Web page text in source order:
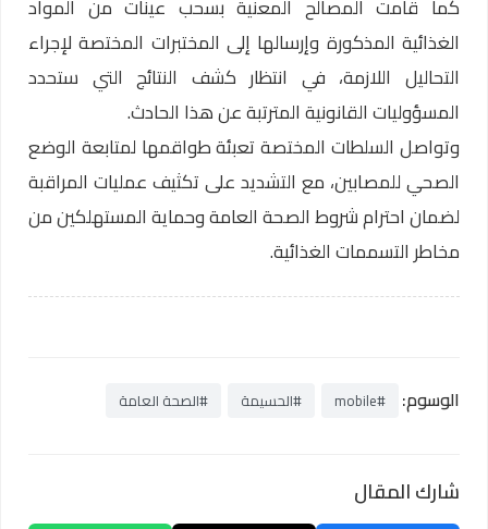
كما قامت المصالح المعنية بسحب عينات من المواد
الغذائية المذكورة وإرسالها إلى المختبرات المختصة لإجراء
التحاليل اللازمة، في انتظار كشف النتائج التي ستحدد
المسؤوليات القانونية المترتبة عن هذا الحادث.
وتواصل السلطات المختصة تعبئة طواقمها لمتابعة الوضع
الصحي للمصابين، مع التشديد على تكثيف عمليات المراقبة
لضمان احترام شروط الصحة العامة وحماية المستهلكين من
مخاطر التسممات الغذائية.
الوسوم: #mobile #الحسيمة #الصحة العامة
شارك المقال